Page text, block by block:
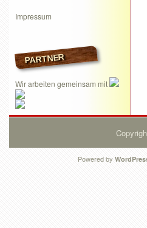
Impressum
PARTNER
Wir arbeiten gemeinsam mit
Powered by